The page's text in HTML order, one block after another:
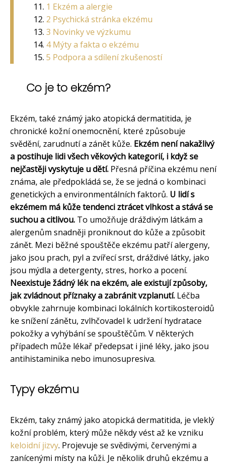
1 Ekzém a alergie
2 Psychická stránka ekzému
3 Novinky ve výzkumu
4 Mýty a fakta o ekzému
5 Podpora a sdílení zkušeností
Co je to ekzém?
Ekzém, také známý jako atopická dermatitida, je
chronické kožní onemocnění, které způsobuje
svědění, zarudnutí a zánět kůže. Ekzém není nakažlivý
a postihuje lidi všech věkových kategorií, i když se
nejčastěji vyskytuje u dětí. Přesná příčina ekzému není
známa, ale předpokládá se, že se jedná o kombinaci
genetických a environmentálních faktorů. U lidí s
ekzémem má kůže tendenci ztrácet vlhkost a stává se
suchou a citlivou. To umožňuje dráždivým látkám a
alergenům snadněji proniknout do kůže a způsobit
zánět. Mezi běžné spouštěče ekzému patří alergeny,
jako jsou prach, pyl a zvířecí srst, dráždivé látky, jako
jsou mýdla a detergenty, stres, horko a pocení.
Neexistuje žádný lék na ekzém, ale existují způsoby,
jak zvládnout příznaky a zabránit vzplanutí. Léčba
obvykle zahrnuje kombinaci lokálních kortikosteroidů
ke snížení zánětu, zvlhčovadel k udržení hydratace
pokožky a vyhýbání se spouštěčům. V některých
případech může lékař předepsat i jiné léky, jako jsou
antihistaminika nebo imunosupresiva.
Typy ekzému
Ekzém, taky známý jako atopická dermatitida, je vleklý
kožní problém, který může někdy vést až ke vzniku
keloidní jizvy. Projevuje se svědivými, červenými a
zanícenými místy na kůži. Je několik druhů ekzému a